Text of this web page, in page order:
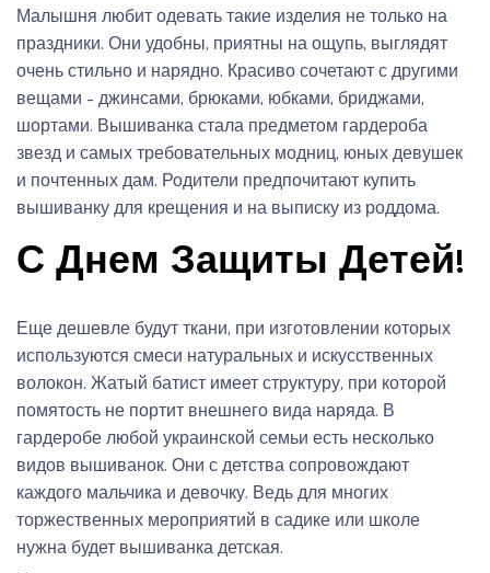
Малышня любит одевать такие изделия не только на
праздники. Они удобны, приятны на ощупь, выглядят
очень стильно и нарядно. Красиво сочетают с другими
вещами – джинсами, брюками, юбками, бриджами,
шортами. Вышиванка стала предметом гардероба
звезд и самых требовательных модниц, юных девушек
и почтенных дам. Родители предпочитают купить
вышиванку для крещения и на выписку из роддома.
С Днем Защиты Детей!
Еще дешевле будут ткани, при изготовлении которых
используются смеси натуральных и искусственных
волокон. Жатый батист имеет структуру, при которой
помятость не портит внешнего вида наряда. В
гардеробе любой украинской семьи есть несколько
видов вышиванок. Они с детства сопровождают
каждого мальчика и девочку. Ведь для многих
торжественных мероприятий в садике или школе
нужна будет вышиванка детская.